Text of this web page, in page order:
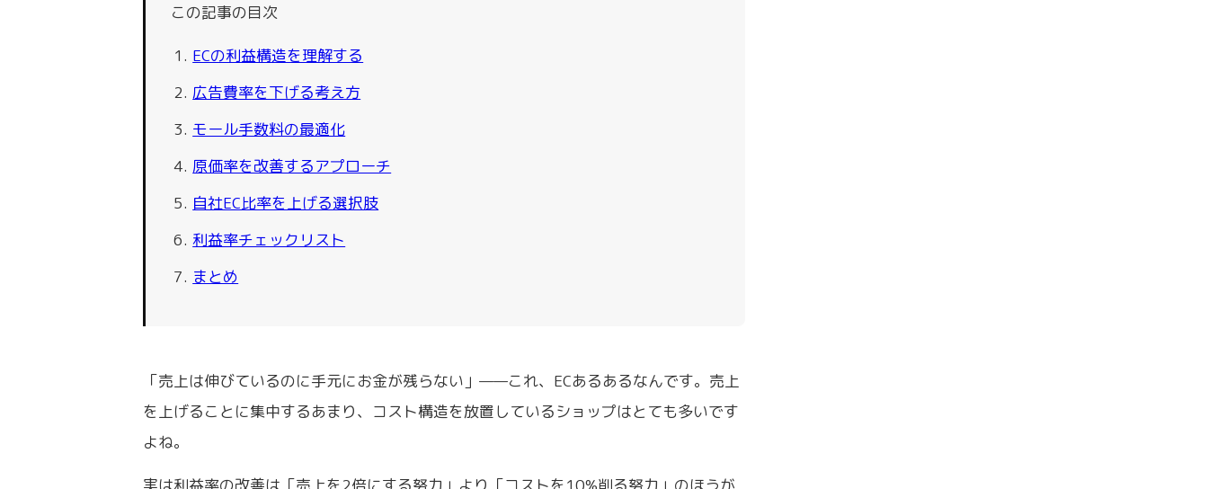
この記事の目次
ECの利益構造を理解する
広告費率を下げる考え方
モール手数料の最適化
原価率を改善するアプローチ
自社EC比率を上げる選択肢
利益率チェックリスト
まとめ
「売上は伸びているのに手元にお金が残らない」——これ、ECあるあるなんです。売上
を上げることに集中するあまり、コスト構造を放置しているショップはとても多いです
よね。
実は利益率の改善は「売上を2倍にする努力」より「コストを10%削る努力」のほうが